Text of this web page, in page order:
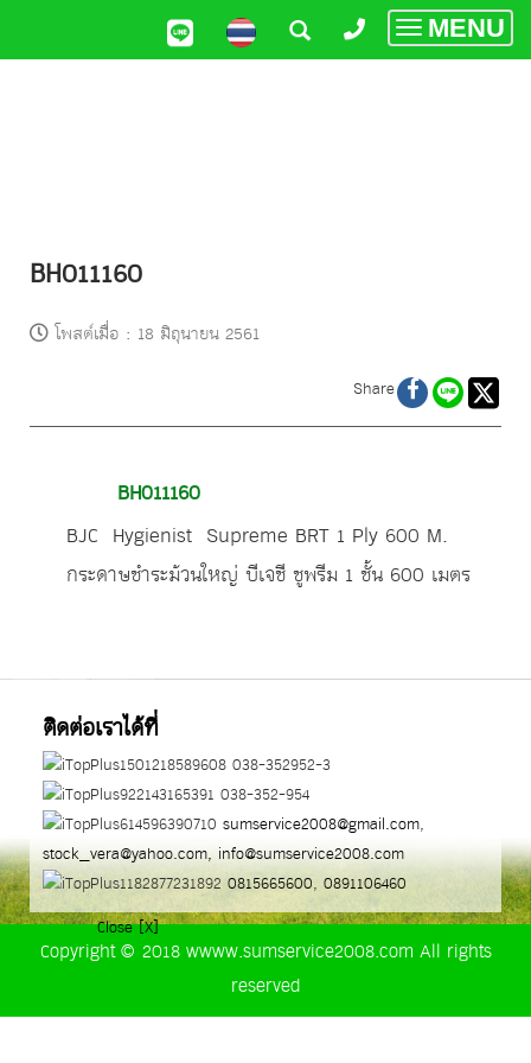
Toggle
MENU
BH011160
โพสต์เมื่อ : 18 มิถุนายน 2561
Share
BH011160
BJC Hygienist Supreme BRT 1 Ply 600 M.
กระดาษชำระม้วนใหญ่ บีเจชี ชูพรีม 1 ชั้น 600 เมตร
ติดต่อเราได้ที่
038-352952-3
038-352-954
sumservice2008@gmail.com,
stock_vera@yahoo.com,info@sumservice2008.com
0815665600, 0891106460
Copyright © 2018 wwww.sumservice2008.com All rights
reserved
Close [X]